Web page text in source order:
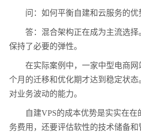
问：如何平衡自建和云服务的优
答：混合架构正在成为主流选
保持了必要的弹性。
在实际案例中，一家中型电商网
个月的迁移和优化期才达到稳定状态
对业务波动的能力。
自建VPS的成本优势是实实在
务费用，还要评估软性的技术储备